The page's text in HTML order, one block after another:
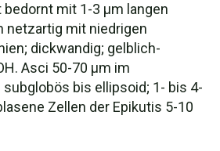
mit 1-3 µm langen
netzartig mit niedrigen
dickwandig; gelblich-
Asci 50-70 µm im
bis ellipsoid; 1- bis 4-
Zellen der Epikutis 5-10